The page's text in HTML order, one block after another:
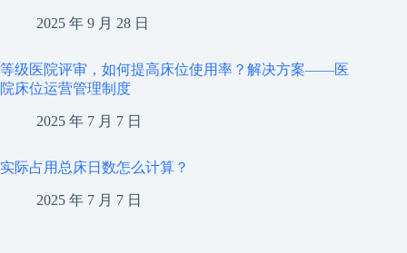
2025 年 9 月 28 日
等级医院评审，如何提高床位使用率？解决方案——医
院床位运营管理制度
2025 年 7 月 7 日
实际占用总床日数怎么计算？
2025 年 7 月 7 日